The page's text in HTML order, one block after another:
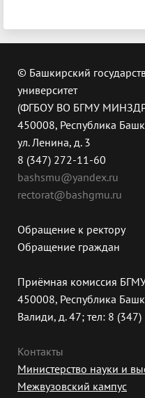
© Башкирский
университет
(ФГБОУ ВО БГМУ
450008, Республика
ул. Ленина, д. 3
8 (347) 272-11-60
bashsmu@yandex.ru
rectorat@bashgmu.ru
Обращение к ректору
Обращение граждан
Приёмная комиссия
450008, Республика
Валиди, д. 47; тел: 8
Контакты
Министерство науки и
Межвузовский кампус